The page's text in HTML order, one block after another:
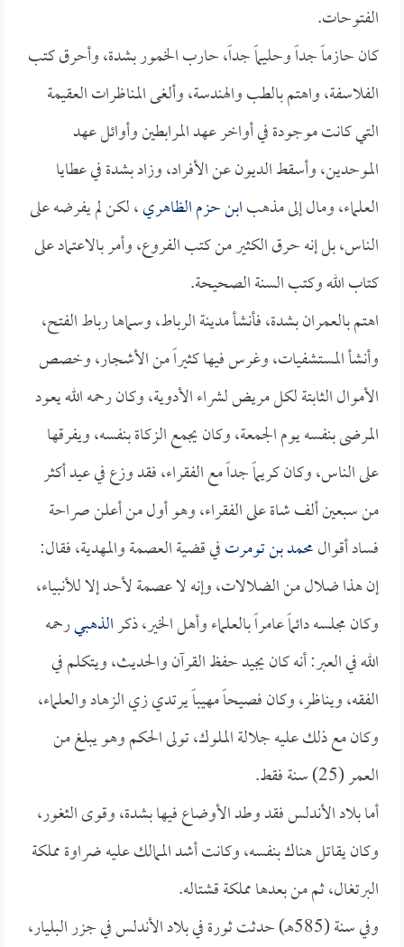
الفتوحات.
كان حازماً جداً وحليماً جداً، حارب الخمور بشدة، وأحرق كتب
الفلاسفة، واهتم بالطب والهندسة، وألغى المناظرات العقيمة
التي كانت موجودة في أواخر عهد المرابطين وأوائل عهد
الموحدين، وأسقط الديون عن الأفراد، وزاد بشدة في عطايا
العلماء، ومال إلى مذهبابن حزم الظاهري، لكن لم يفرضه على
الناس، بل إنه حرق الكثير من كتب الفروع، وأمر بالاعتماد على
كتاب الله وكتب السنة الصحيحة.
اهتم بالعمران بشدة، فأنشأ مدينة الرباط، وسماها رباط الفتح،
وأنشأ المستشفيات، وغرس فيها كثيراً من الأشجار، وخصص
الأموال الثابتة لكل مريض لشراء الأدوية، وكان رحمه الله يعود
المرضى بنفسه يوم الجمعة، وكان يجمع الزكاة بنفسه، ويفرقها
على الناس، وكان كريماً جداً مع الفقراء، فقد وزع في عيد أكثر
من سبعين ألف شاة على الفقراء، وهو أول من أعلن صراحة
فساد أقوالمحمد بن تومرتفي قضية العصمة والمهدية، فقال:
إن هذا ضلال من الضلالات، وإنه لا عصمة لأحد إلا للأنبياء،
وكان مجلسه دائماً عامراً بالعلماء وأهل الخير، ذكرالذهبيرحمه
الله في العبر: أنه كان يجيد حفظ القرآن والحديث، ويتكلم في
الفقه، ويناظر، وكان فصيحاً مهيباً يرتدي زي الزهاد والعلماء،
وكان مع ذلك عليه جلالة الملوك، تولى الحكم وهو يبلغ من
العمر (25) سنة فقط.
أما بلاد الأندلس فقد وطد الأوضاع فيها بشدة، وقوى الثغور،
وكان يقاتل هناك بنفسه، وكانت أشد الممالك عليه ضراوة مملكة
البرتغال، ثم من بعدها مملكة قشتاله.
وفي سنة (585هـ) حدثت ثورة في بلاد الأندلس في جزر البليار،